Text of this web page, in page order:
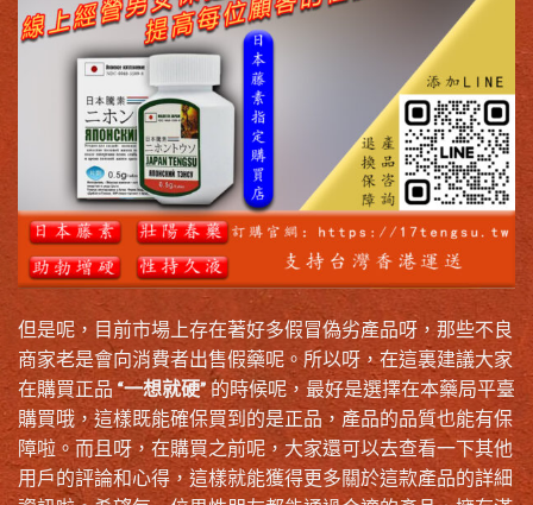
但是呢，目前市場上存在著好多假冒偽劣產品呀，那些不良
商家老是會向消費者出售假藥呢。所以呀，在這裏建議大家
在購買正品 “一想就硬” 的時候呢，最好是選擇在本藥局平臺
購買哦，這樣既能確保買到的是正品，產品的品質也能有保
障啦。而且呀，在購買之前呢，大家還可以去查看一下其他
用戶的評論和心得，這樣就能獲得更多關於這款產品的詳細